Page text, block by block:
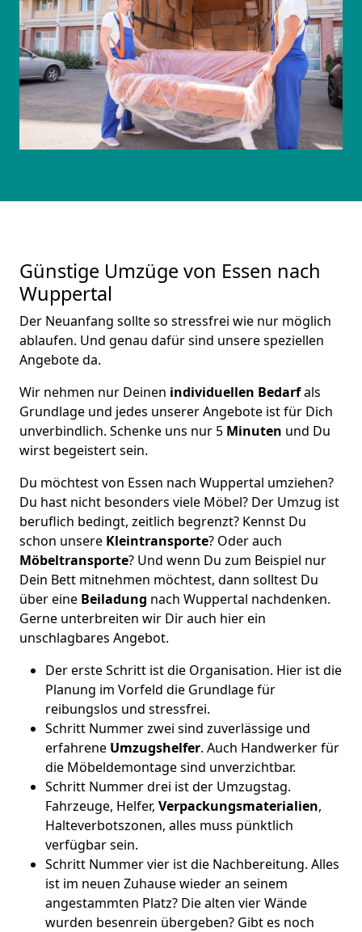
Günstige Umzüge von Essen nach
Wuppertal
Der Neuanfang sollte so stressfrei wie nur möglich
ablaufen. Und genau dafür sind unsere speziellen
Angebote da.
Wir nehmen nur Deinen individuellen Bedarfals
Grundlage und jedes unserer Angebote ist für Dich
unverbindlich. Schenke uns nur 5 Minuten und Du
wirst begeistert sein.
Du möchtest von Essen nach Wuppertal umziehen?
Du hast nicht besonders viele Möbel? Der Umzug ist
beruflich bedingt, zeitlich begrenzt? Kennst Du
schon unsere Kleintransporte? Oder auch
Möbeltransporte? Und wenn Du zum Beispiel nur
Dein Bett mitnehmen möchtest, dann solltest Du
über eine Beiladung nach Wuppertal nachdenken.
Gerne unterbreiten wir Dir auch hier ein
unschlagbares Angebot.
Der erste Schritt ist die Organisation. Hier ist die
Planung im Vorfeld die Grundlage für
reibungslos und stressfrei.
Schritt Nummer zwei sind zuverlässige und
erfahrene Umzugshelfer. Auch Handwerker für
die Möbeldemontage sind unverzichtbar.
Schritt Nummer drei ist der Umzugstag.
Fahrzeuge, Helfer, Verpackungsmaterialien,
Halteverbotszonen, alles muss pünktlich
verfügbar sein.
Schritt Nummer vier ist die Nachbereitung. Alles
ist im neuen Zuhause wieder an seinem
angestammten Platz? Die alten vier Wände
wurden besenrein übergeben? Gibt es noch